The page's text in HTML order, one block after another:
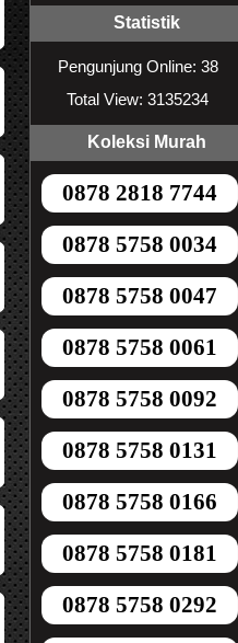
Statistik
Pengunjung Online: 38
Total View: 3135234
Koleksi Murah
0878 2818 7744
0878 5758 0034
0878 5758 0047
0878 5758 0061
0878 5758 0092
0878 5758 0131
0878 5758 0166
0878 5758 0181
0878 5758 0292